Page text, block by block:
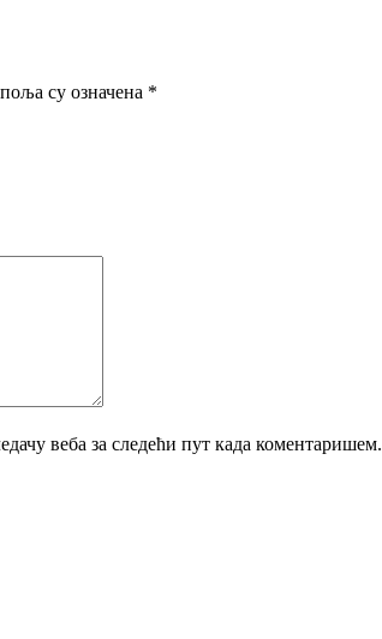
су означена *
веба за следећи пут када коментаришем.